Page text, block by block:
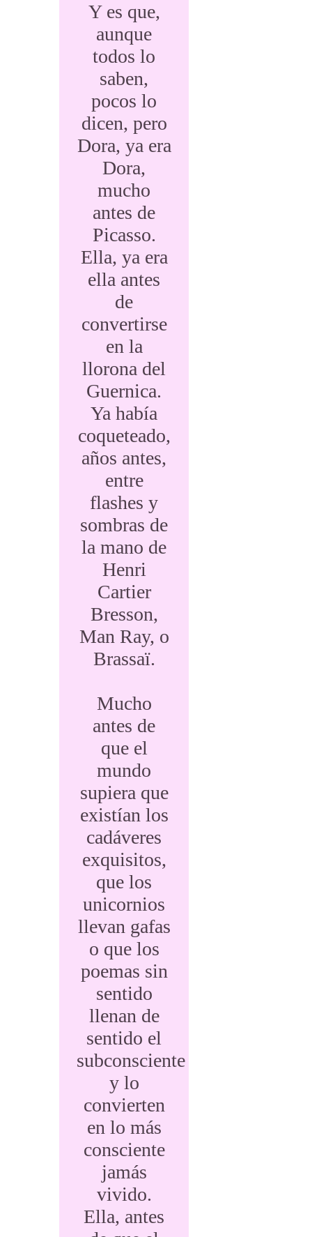
Y es que,
aunque
todos lo
saben,
pocos lo
dicen, pero
Dora, ya era
Dora,
mucho
antes de
Picasso.
Ella, ya era
ella antes
de
convertirse
en la
llorona del
Guernica.
Ya había
coqueteado,
años antes,
entre
flashes y
sombras de
la mano de
Henri
Cartier
Bresson,
Man Ray, o
Brassaï.
Mucho
antes de
que el
mundo
supiera que
existían los
cadáveres
exquisitos,
que los
unicornios
llevan gafas
o que los
poemas sin
sentido
llenan de
sentido el
subconsciente
y lo
convierten
en lo más
consciente
jamás
vivido.
Ella, antes